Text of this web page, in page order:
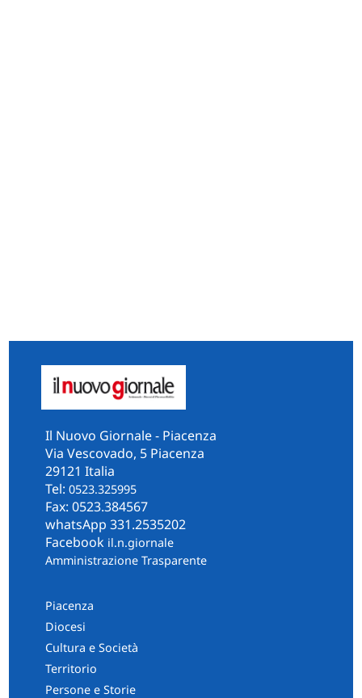
Il Nuovo Giornale - Piacenza
Via Vescovado, 5 Piacenza
29121 Italia
Tel: 0523.325995
Fax: 0523.384567
whatsApp 331.2535202
Facebook il.n.giornale
Amministrazione Trasparente
Piacenza
Diocesi
Cultura e Società
Territorio
Persone e Storie